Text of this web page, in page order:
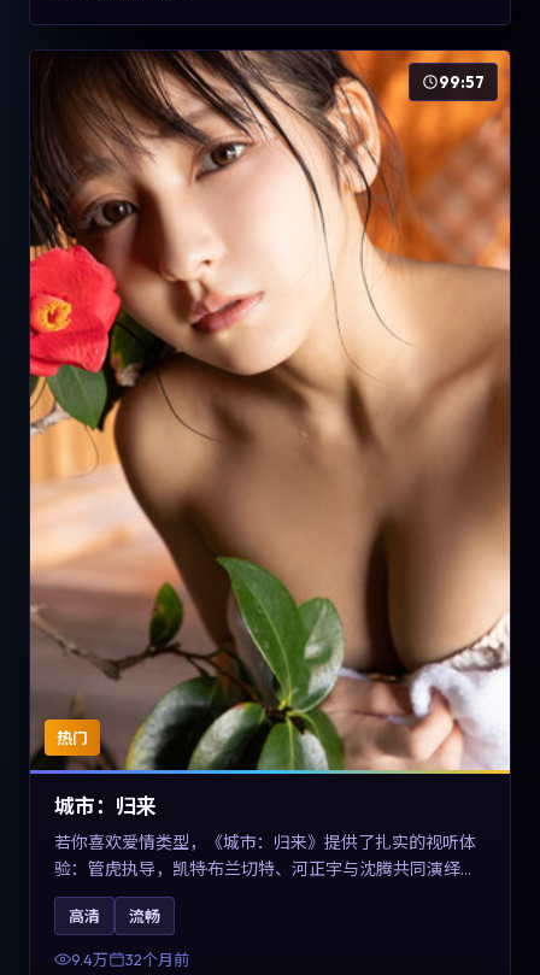
热门
99:57
城市：归来
若你喜欢爱情类型，《城市：归来》提供了扎实的视听体
验：管虎执导，凯特·布兰切特、河正宇与沈腾共同演绎。
影片2023年于德国上映，内容在有限空间内完成高密度的
戏剧冲突，关键词包含高清流畅、人物关系与情节反转，
适合检索「2023爱情」「德国电影」的用户。
高清 流畅
9.4万 32个月前